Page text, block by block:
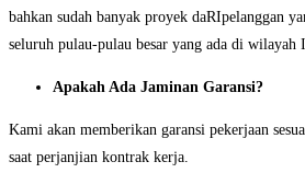
bahkan sudah banyak proyek daRIpelanggan
seluruh pulau-pulau besar yang ada di wilayah
Apakah Ada Jaminan Garansi?
Kami akan memberikan garansi pekerjaan
saat perjanjian kontrak kerja.